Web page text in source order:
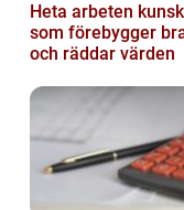
Heta arbeten kunskap
som förebygger
och räddar värden